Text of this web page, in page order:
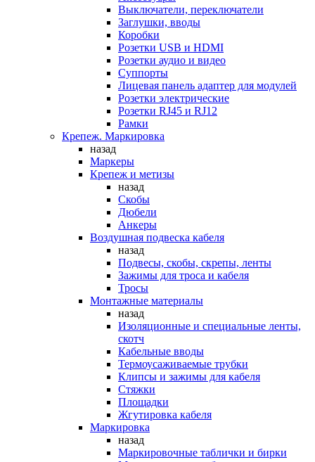
Выключатели, переключатели
Заглушки, вводы
Коробки
Розетки USB и HDMI
Розетки аудио и видео
Суппорты
Лицевая панель адаптер для модулей
Розетки электрические
Розетки RJ45 и RJ12
Рамки
Крепеж. Маркировка
назад
Маркеры
Крепеж и метизы
назад
Скобы
Дюбели
Анкеры
Воздушная подвеска кабеля
назад
Подвесы, скобы, скрепы, ленты
Зажимы для троса и кабеля
Тросы
Монтажные материалы
назад
Изоляционные и специальные ленты,
скотч
Кабельные вводы
Термоусаживаемые трубки
Клипсы и зажимы для кабеля
Стяжки
Площадки
Жгутировка кабеля
Маркировка
назад
Маркировочные таблички и бирки